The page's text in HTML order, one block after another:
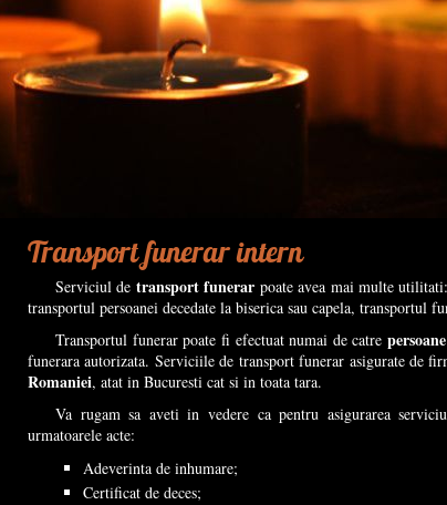
Transport funerar intern
Serviciul de transport funerar poate avea mai multe
transportul persoanei decedate la biserica sau capela, transportul
Transportul funerar poate fi efectuat numai de catre
funerara autorizata. Serviciile de transport funerar asigurate de
Romaniei, atat in Bucuresti cat si in toata tara.
Va rugam sa aveti in vedere ca pentru asigurarea
urmatoarele acte:
Adeverinta de inhumare;
Certificat de deces;